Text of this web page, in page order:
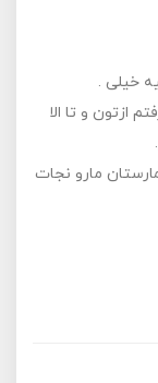
خیلی .
ازتون و تا الا
مارو نجات